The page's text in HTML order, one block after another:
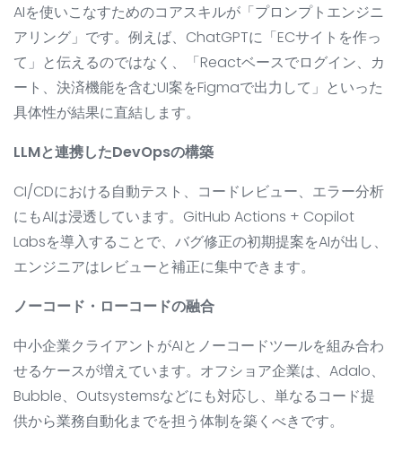
AIを使いこなすためのコアスキルが「プロンプトエンジニ
アリング」です。例えば、ChatGPTに「ECサイトを作っ
て」と伝えるのではなく、「Reactベースでログイン、カ
ート、決済機能を含むUI案をFigmaで出力して」といった
具体性が結果に直結します。
LLMと連携したDevOpsの構築
CI/CDにおける自動テスト、コードレビュー、エラー分析
にもAIは浸透しています。GitHub Actions + Copilot
Labsを導入することで、バグ修正の初期提案をAIが出し、
エンジニアはレビューと補正に集中できます。
ノーコード・ローコードの融合
中小企業クライアントがAIとノーコードツールを組み合わ
せるケースが増えています。オフショア企業は、Adalo、
Bubble、Outsystemsなどにも対応し、単なるコード提
供から業務自動化までを担う体制を築くべきです。